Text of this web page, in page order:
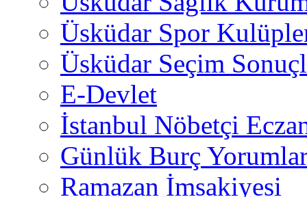
Üsküdar Spor
Üsküdar Seçim
E-Devlet
İstanbul Nöbetçi
Günlük Burç
Ramazan İmsakiyesi